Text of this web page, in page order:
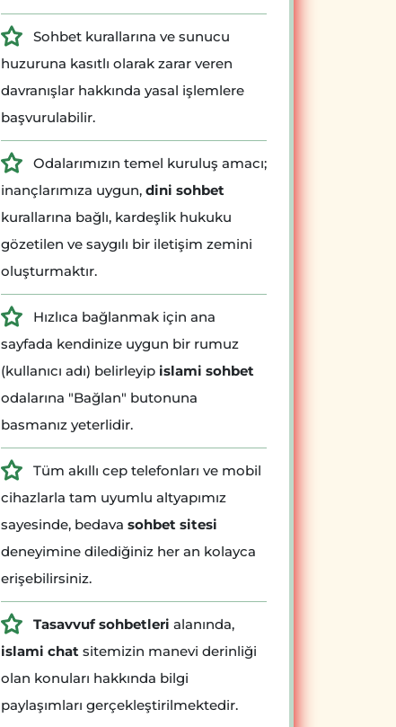
Sohbet kurallarına ve sunucu
huzuruna kasıtlı olarak zarar veren
davranışlar hakkında yasal işlemlere
başvurulabilir.
Odalarımızın temel kuruluş amacı;
inançlarımıza uygun, dini sohbet
kurallarına bağlı, kardeşlik hukuku
gözetilen ve saygılı bir iletişim zemini
oluşturmaktır.
Hızlıca bağlanmak için ana
sayfada kendinize uygun bir rumuz
(kullanıcı adı) belirleyip islami sohbet
odalarına "Bağlan" butonuna
basmanız yeterlidir.
Tüm akıllı cep telefonları ve mobil
cihazlarla tam uyumlu altyapımız
sayesinde, bedava sohbet sitesi
deneyimine dilediğiniz her an kolayca
erişebilirsiniz.
Tasavvuf sohbetleri alanında,
islami chat sitemizin manevi derinliği
olan konuları hakkında bilgi
paylaşımları gerçekleştirilmektedir.